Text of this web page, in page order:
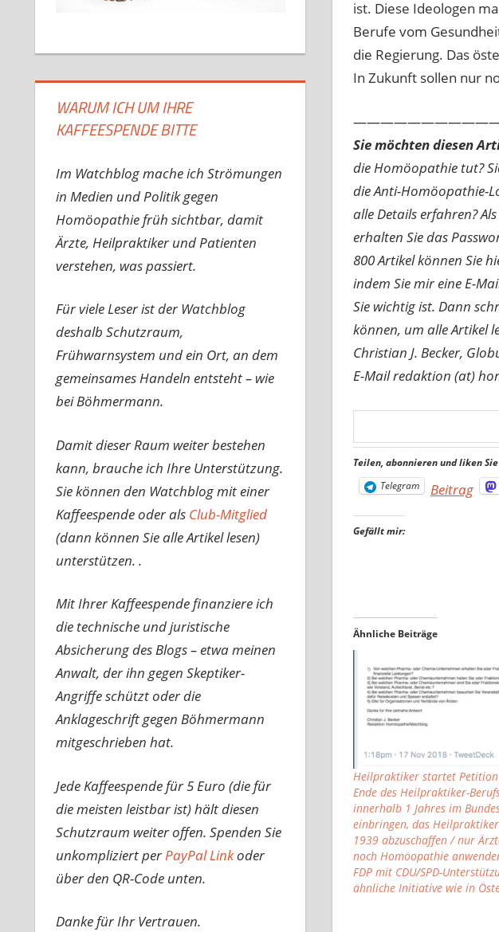
ist. Diese Ideologen
Berufe vom
die Regierung. Das
In Zukunft sollen nur
Sie möchten diesen
die Homöopathie tut?
die Anti-Homöopathie-
alle Details erfahren?
erhalten Sie das
800 Artikel können Sie
indem Sie mir eine E-
Sie wichtig ist. Dann
können, um alle Artikel
Christian J. Becker,
E-Mail redaktion (at)
Teilen, abonnieren und liken
Telegram
Beitrag
Gefällt mir:
Ähnliche Beiträge
Heilpraktiker startet Petition
Ende des Heilpraktiker-
innerhalb 1 Jahres im
einbringen, das
1939 abzuschaffen / nur
noch Homöopathie
FDP mit CDU/SPD-
ähnliche Initiative wie in
WARUM ICH UM IHRE
KAFFEESPENDE BITTE
Im Watchblog mache ich Strömungen
in Medien und Politik gegen
Homöopathie früh sichtbar, damit
Ärzte, Heilpraktiker und Patienten
verstehen, was passiert.
Für viele Leser ist der Watchblog
deshalb Schutzraum,
Frühwarnsystem und ein Ort, an dem
gemeinsames Handeln entsteht – wie
bei Böhmermann.
Damit dieser Raum weiter bestehen
kann, brauche ich Ihre Unterstützung.
Sie können den Watchblog mit einer
Kaffeespende oder als Club-Mitglied
(dann können Sie alle Artikel lesen)
unterstützen. .
Mit Ihrer Kaffeespende finanziere ich
die technische und juristische
Absicherung des Blogs – etwa meinen
Anwalt, der ihn gegen Skeptiker-
Angriffe schützt oder die
Anklageschrift gegen Böhmermann
mitgeschrieben hat.
Jede Kaffeespende für 5 Euro (die für
die meisten leistbar ist) hält diesen
Schutzraum weiter offen. Spenden Sie
unkompliziert perPayPal Linkoder
über den QR-Code unten.
Danke für Ihr Vertrauen.